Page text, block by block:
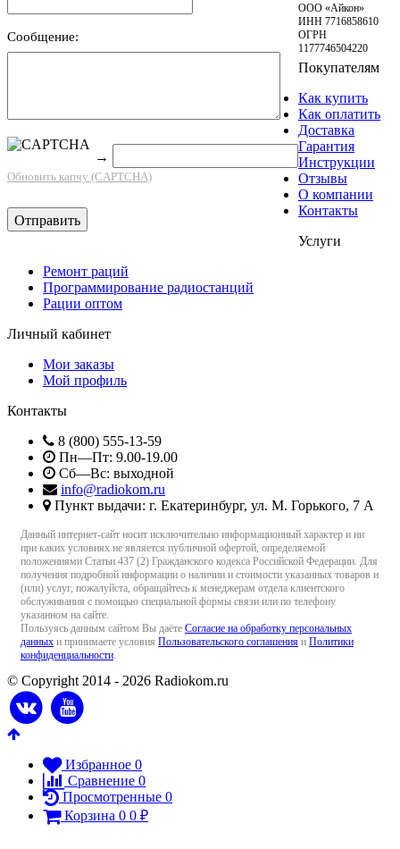
Сообщение:
→
Обновить капчу (CAPTCHA)
ООО «Айкон»
ИНН 7716858610
ОГРН
1177746504220
Покупателям
Как купить
Как оплатить
Доставка
Гарантия
Инструкции
Отзывы
О компании
Контакты
Услуги
Ремонт раций
Программирование радиостанций
Рации оптом
Личный кабинет
Мои заказы
Мой профиль
Контакты
8 (800) 555-13-59
Пн—Пт: 9.00-19.00
Сб—Вс: выходной
info@radiokom.ru
Пункт выдачи: г. Екатеринбург, ул. М. Горького, 7 А
Данный интернет-сайт носит исключительно информационный характер и ни
при каких условиях не является публичной офертой, определяемой
положениями Статьи 437 (2) Гражданского кодекса Российской Федерации. Для
получения подробной информации о наличии и стоимости указанных товаров и
(или) услуг, пожалуйста, обращайтесь к менеджерам отдела клиентского
обслуживания с помощью специальной формы связи или по телефону
указанном на сайте.
Пользуясь данным сайтом Вы даёте Согласие на обработку персональных
данных и принимаете условия Пользовательского соглашения и Политики
конфиденциальности
© Copyright 2014 - 2026 Radiokom.ru
Избранное 0
Сравнение 0
Просмотренные 0
Корзина 0 0 ₽